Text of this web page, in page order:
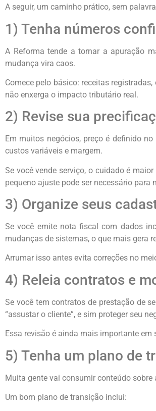
A seguir, um caminho prático, sem
1) Tenha números
A Reforma tende a tornar a apuração
mudança vira caos.
Comece pelo básico: receitas
não enxerga o impacto tributário real.
2) Revise sua
Em muitos negócios, preço é definido
custos variáveis e margem.
Se você vende serviço, o cuidado é
pequeno ajuste pode ser necessário
3) Organize seus
Se você emite nota fiscal com dados
mudanças de sistemas, o que mais gera
Arrumar isso antes evita correções no
4) Releia contratos e
Se você tem contratos de prestação de
“assustar o cliente”, e sim proteger seu
Essa revisão é ainda mais importante
5) Tenha um plano de
Muita gente vai consumir conteúdo
Um bom plano de transição inclui: